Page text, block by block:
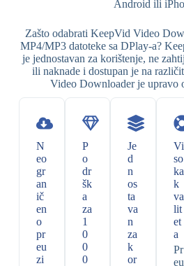
Android ili
Zašto odabrati KeepVid Video
MP4/MP3 datoteke sa DPlay-a?
je jednostavan za korištenje, ne
ili naknade i dostupan je na
Video Downloader je upravo
N
eo
gr
an
ič
en
o
pr
eu
zi
P
o
dr
šk
a
za
1
0
0
0
Je
d
n
os
ta
va
n
za
k
or
Vi
so
ka
k
va
lit
et
a
Pr
eu